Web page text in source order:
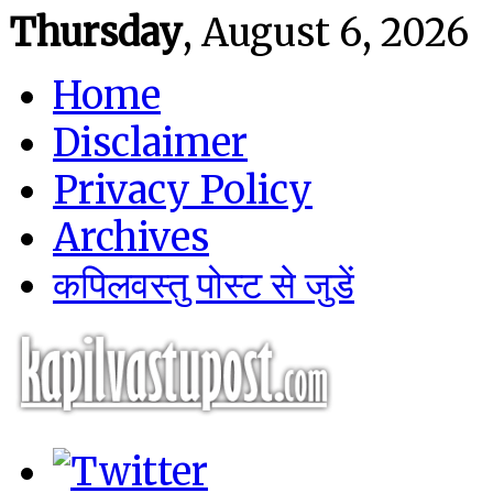
Thursday, August 6, 2026
Home
Disclaimer
Privacy Policy
Archives
कपिलवस्तु पोस्ट से जुडें